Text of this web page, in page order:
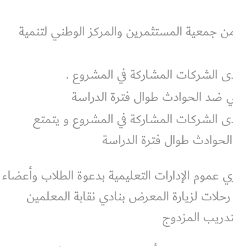
المستثمرين والمركز الوطني لتنمية
الشركات المشاركة في المشروع .
ضد الحوادث طوال فترة الدراسة
الشركات المشاركة في المشروع و يتمتع
طوال فترة الدراسة
الإدارات التعليمية بدعوة الطلاب وأعضاء
لزيارة المعرض بنادي نقابة المعلمين
المزدوج